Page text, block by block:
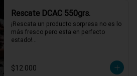
Rescate DCAC 550grs.
¡Rescata un producto sorpresa no es lo
más fresco pero esta en perfecto
estado!
caducidad el mismo día o al día
siguiente.
$12.000